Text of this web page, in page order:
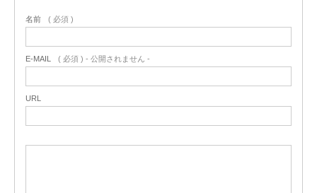
名前 ( 必須 )
E-MAIL ( 必須 ) - 公開されません -
URL